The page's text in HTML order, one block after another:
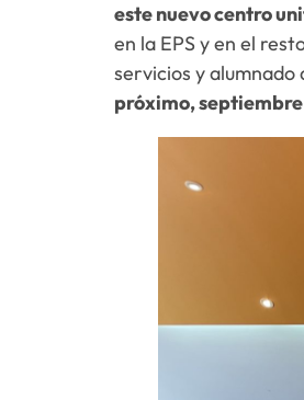
este nuevo centro
en la EPS y en el
servicios y alumnado
próximo,